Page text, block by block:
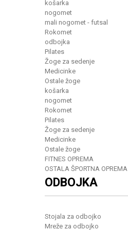
košarka
nogomet
mali nogomet - futsal
Rokomet
odbojka
Pilates
Žoge za sedenje
Medicinke
Ostale žoge
košarka
nogomet
Rokomet
Pilates
Žoge za sedenje
Medicinke
Ostale žoge
FITNES OPREMA
OSTALA ŠPORTNA OPREMA
ODBOJKA
Stojala za odbojko
Mreže za odbojko